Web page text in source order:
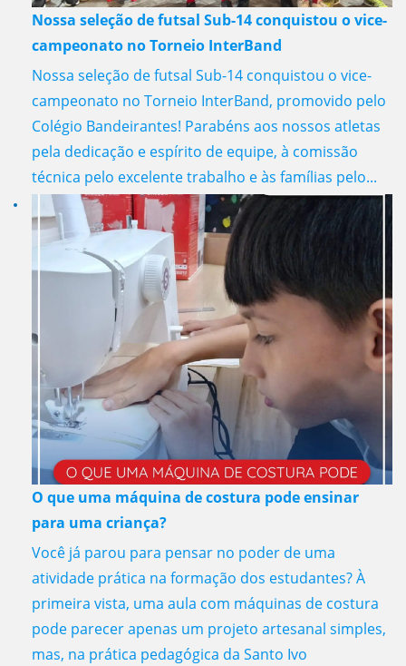
Nossa seleção de futsal Sub-14 conquistou o vice-
campeonato no Torneio InterBand
Nossa seleção de futsal Sub-14 conquistou o vice-
campeonato no Torneio InterBand, promovido pelo
Colégio Bandeirantes! Parabéns aos nossos atletas
pela dedicação e espírito de equipe, à comissão
técnica pelo excelente trabalho e às famílias pelo...
O que uma máquina de costura pode ensinar
para uma criança?
Você já parou para pensar no poder de uma
atividade prática na formação dos estudantes? À
primeira vista, uma aula com máquinas de costura
pode parecer apenas um projeto artesanal simples,
mas, na prática pedagógica da Santo Ivo